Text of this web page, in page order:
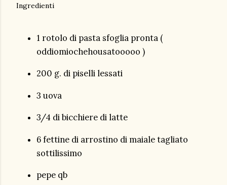
Ingredienti
1 rotolo di pasta sfoglia pronta (
oddiomiochehousatooooo )
200 g. di piselli lessati
3 uova
3/4 di bicchiere di latte
6 fettine di arrostino di maiale tagliato
sottilissimo
pepe qb